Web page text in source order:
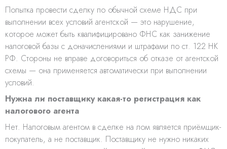
Попытка провести сделку по обычной схеме НДС при
выполнении всех условий агентской — это нарушение,
которое может быть квалифицировано ФНС как занижение
налоговой базы с доначислениями и штрафами по ст. 122 НК
РФ. Стороны не вправе договориться об отказе от агентской
схемы — она применяется автоматически при выполнении
условий.
Нужна ли поставщику какая-то регистрация как
налогового агента
Нет. Налоговым агентом в сделке на лом является приёмщик-
покупатель, а не поставщик. Поставщику не нужно никаких